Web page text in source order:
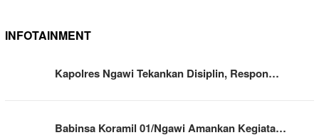
INFOTAINMENT
Kapolres Ngawi Tekankan Disiplin, Respon…
Babinsa Koramil 01/Ngawi Amankan Kegiata…